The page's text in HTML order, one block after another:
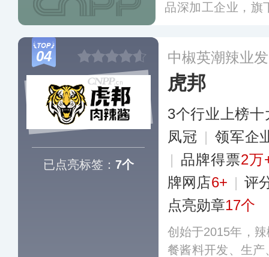
品深加工企业，旗
餐酱等多个系列
罐。更多
04
已点亮标签： 7个
中椒英潮辣业
虎邦
3个行业上榜十
凤冠 | 领军企
| 品牌得票2万
牌网店6+ | 评
点亮勋章17个
创始于2015年，
餐酱料开发、生